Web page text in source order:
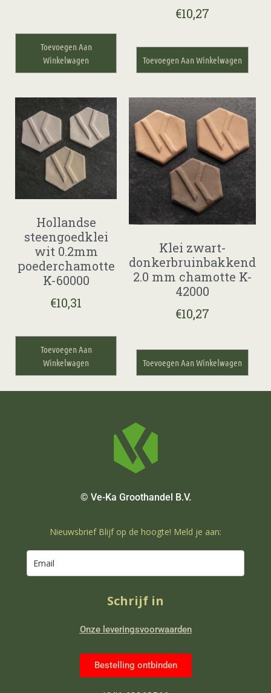
Toevoegen Aan
Winkelwagen
€10,27
Toevoegen Aan Winkelwagen
Hollandse
steengoedklei
wit 0.2mm
poederchamotte
K-60000
€10,31
Toevoegen Aan
Winkelwagen
Klei zwart-
donkerbruinbakkend
2.0 mm chamotte K-
42000
€10,27
Toevoegen Aan Winkelwagen
© Ve-Ka Groothandel B.V.
Nieuwsbrief Blijf op de hoogte! Meld je aan:
Schrijf in
Onze leveringsvoorwaarden
Bestelling ontbinden